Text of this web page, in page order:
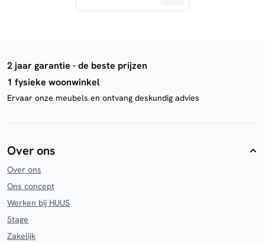
2 jaar garantie - de beste prijzen
1 fysieke woonwinkel
Ervaar onze meubels en ontvang deskundig advies
Over ons
Over ons
Ons concept
Werken bij HUUS
Stage
Zakelijk